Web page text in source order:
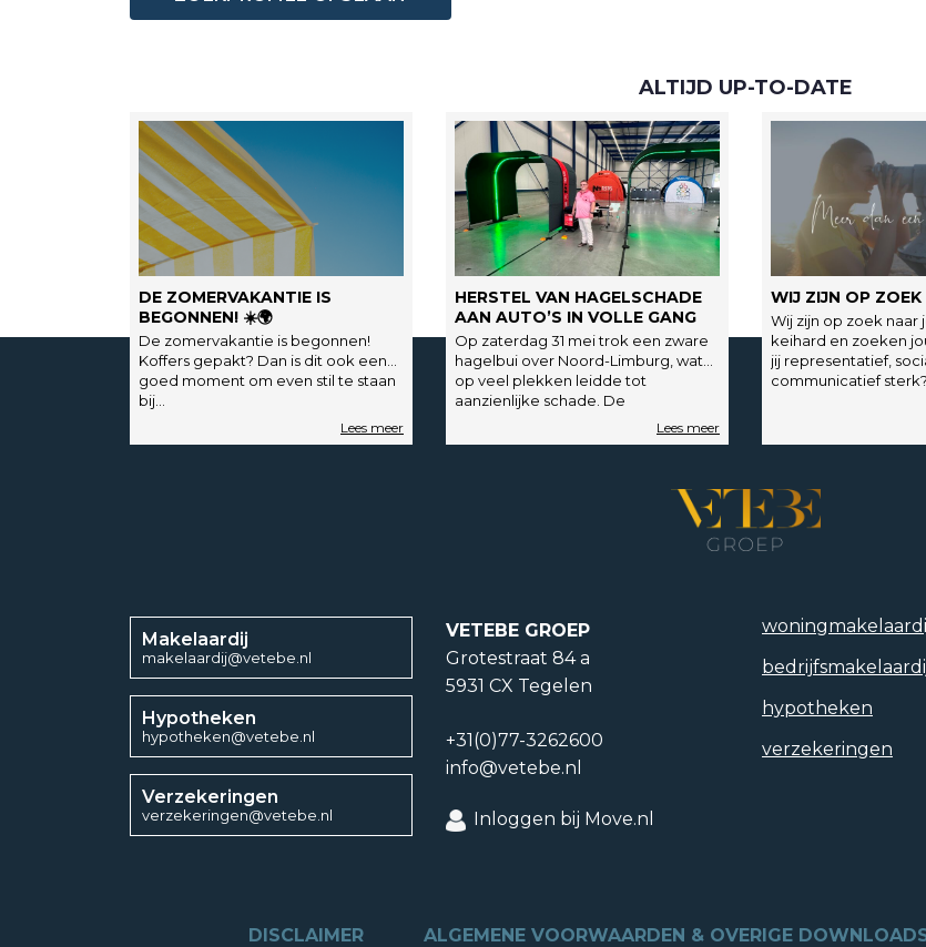
ALTIJD UP-TO-DATE
DE ZOMERVAKANTIE IS
BEGONNEN! ☀️🌍
De zomervakantie is begonnen!
Koffers gepakt? Dan is dit ook een
goed moment om even stil te staan
bij…
HERSTEL VAN HAGELSCHADE
AAN AUTO’S IN VOLLE GANG
Op zaterdag 31 mei trok een zware
hagelbui over Noord-Limburg, wat
op veel plekken leidde tot
aanzienlijke schade. De
WIJ ZIJN OP
Wij zijn op zoek naar
keihard en zoeken
jij representatief,
communicatief
Makelaardij
makelaardij@vetebe.nl
Hypotheken
hypotheken@vetebe.nl
Verzekeringen
verzekeringen@vetebe.nl
VETEBE GROEP
Grotestraat 84 a
5931 CX Tegelen
+31(0)77-3262600
info@vetebe.nl
Inloggen bij Move.nl
hypotheken
verzekeringen
DISCLAIMER ALGEMENE VOORWAARDEN & OVERIGE